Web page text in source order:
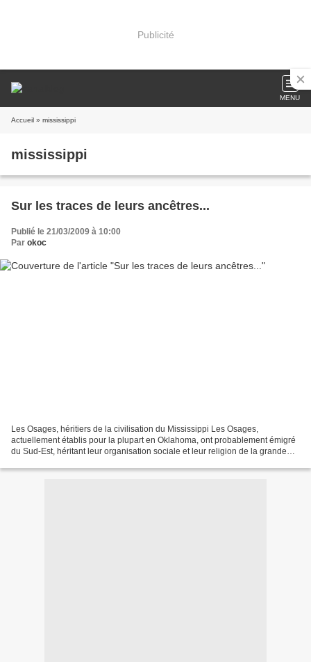
Publicité
MENU
Accueil » mississippi
mississippi
Sur les traces de leurs ancêtres...
Publié le 21/03/2009 à 10:00
Par okoc
Les Osages, héritiers de la civilisation du Mississippi Les Osages,
actuellement établis pour la plupart en Oklahoma, ont probablement émigré
du Sud-Est, héritant leur organisation sociale et leur religion de la grande